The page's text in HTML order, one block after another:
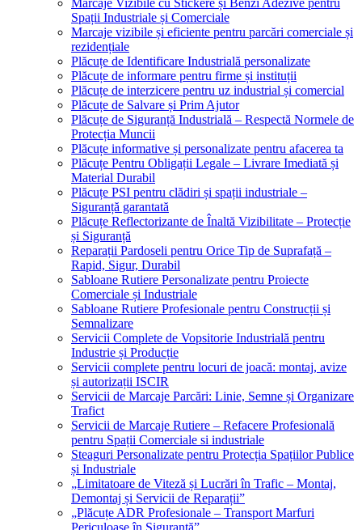
Marcaje Vizibile cu Stickere și Benzi Adezive pentru
Spații Industriale și Comerciale
Marcaje vizibile și eficiente pentru parcări comerciale și
rezidențiale
Plăcuțe de Identificare Industrială personalizate
Plăcuțe de informare pentru firme și instituții
Plăcuțe de interzicere pentru uz industrial și comercial
Plăcuțe de Salvare și Prim Ajutor
Plăcuțe de Siguranță Industrială – Respectă Normele de
Protecția Muncii
Plăcuțe informative și personalizate pentru afacerea ta
Plăcuțe Pentru Obligații Legale – Livrare Imediată și
Material Durabil
Plăcuțe PSI pentru clădiri și spații industriale –
Siguranță garantată
Plăcuțe Reflectorizante de Înaltă Vizibilitate – Protecție
și Siguranță
Reparații Pardoseli pentru Orice Tip de Suprafață –
Rapid, Sigur, Durabil
Sabloane Rutiere Personalizate pentru Proiecte
Comerciale și Industriale
Sabloane Rutiere Profesionale pentru Construcții și
Semnalizare
Servicii Complete de Vopsitorie Industrială pentru
Industrie și Producție
Servicii complete pentru locuri de joacă: montaj, avize
și autorizații ISCIR
Servicii de Marcaje Parcări: Linie, Semne și Organizare
Trafict
Servicii de Marcaje Rutiere – Refacere Profesională
pentru Spații Comerciale si industriale
Steaguri Personalizate pentru Protecția Spațiilor Publice
și Industriale
„Limitatoare de Viteză și Lucrări în Trafic – Montaj,
Demontaj și Servicii de Reparații”
„Plăcuțe ADR Profesionale – Transport Marfuri
Periculoase în Siguranță”